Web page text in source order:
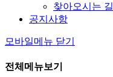
찾아오시는 길
공지사항
모바일메뉴 닫기
전체메뉴보기